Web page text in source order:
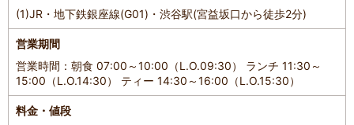
(1)JR・地下鉄銀座線(G01)・渋谷駅(宮益坂口から徒歩2分)
営業期間
営業時間：朝食 07:00～10:00（L.O.09:30） ランチ 11:30～
15:00（L.O.14:30） ティー 14:30～16:00（L.O.15:30）
料金・値段